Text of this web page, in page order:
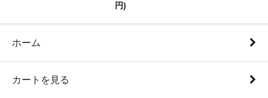
円)
ホーム
カートを見る